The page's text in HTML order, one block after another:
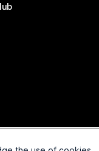
forbeholdes.